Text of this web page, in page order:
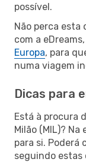
possível.
Não perca esta
com a eDreams,
Europa, para
numa viagem
Dicas para
Está à procura
Milão (MIL)?
para si. Poderá
seguindo estas